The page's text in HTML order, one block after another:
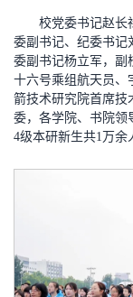
校党委书记赵长
委副书记、纪委书记
委副书记杨立军，副
十六号乘组航天员、
箭技术研究院首席技
委，各学院、书院领
4级本研新生共1万余